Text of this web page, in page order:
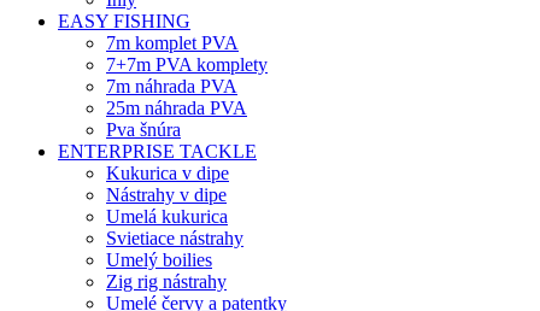
EASY FISHING
7m komplet PVA
7+7m PVA komplety
7m náhrada PVA
25m náhrada PVA
Pva šnúra
ENTERPRISE TACKLE
Kukurica v dipe
Nástrahy v dipe
Umelá kukurica
Svietiace nástrahy
Umelý boilies
Zig rig nástrahy
Umelé červy a patentky